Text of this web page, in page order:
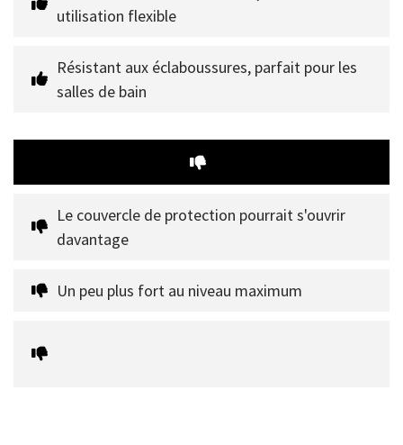
utilisation flexible
Résistant aux éclaboussures, parfait pour les
salles de bain
Le couvercle de protection pourrait s'ouvrir
davantage
Un peu plus fort au niveau maximum